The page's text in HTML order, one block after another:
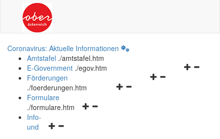
Coronavirus: Aktuelle Informationen
Amtstafel ./amtstafel.htm
Navigationsmenü
E-Government ./egov.htm
Navigationsmenü
Förderungen
./foerderungen.htm
Navigationsmenü
Formulare
./formulare.htm
Navigationsmenü
Info-
und